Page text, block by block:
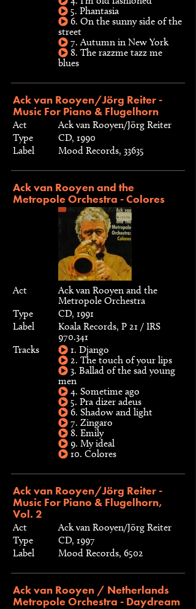
5. Phantasia
6. On the sunny side of the
street
7. Autumn in New York
8. The razzme tazz me
blues
Ack van Rooyen/Jörg Reiter -
Music For Piano & Flugelhorn
Act
Ack van Rooyen/Jörg Reiter
Type
CD, 1990
Label
Mood Records, 33635
Ack van Rooyen and the
Metropole Orchestra - Colores
Act
Ack van Rooyen and the
Metropole Orchestra
Type
CD, 1991
Label
Koala Records, P 21 / IRS
970.341
Tracks
1. Django
2. The touch of your lips
3. Ballad of the sad young
men
4. Sometime ago
5. Pra dizer adeus
6. Shadow and light
7. Zingaro
8. Emily
9. My ideal
10. Colores
Ack van Rooyen/Jörg Reiter -
Music For Piano & Flugelhorn,
Vol. 2
Act
Ack van Rooyen/Jörg Reiter
Type
CD, 1997
Label
Mood Records, 6502
Ack van Rooyen / Netherlands
Metropole Orchestra - Daydream